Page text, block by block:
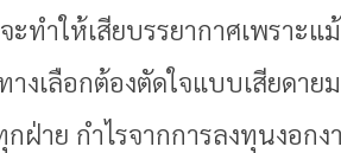
ะทำให้เสียบรรยากาศเพราะ
งเลือกต้องตัดใจแบบเสียดาย
กฝ่าย กำไรจากการลงทุนงอก